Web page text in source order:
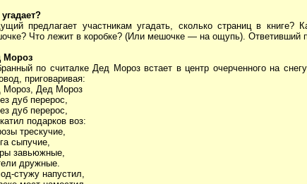
угадает?
предлагает участникам угадать, сколько страниц в
Что лежит в коробке? (Или мешочке — на ощупь). Ответивший
Мороз
по считалке Дед Мороз встает в центр очерченного на
приговаривая:
Мороз, Дед Мороз
дуб перерос,
дуб перерос,
подарков воз:
трескучие,
сыпучие,
завьюжные,
дружные.
стужу напустил,